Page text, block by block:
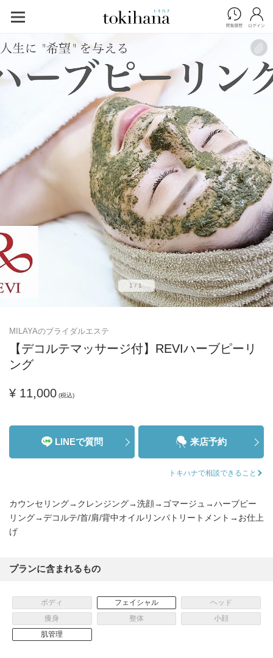
1/1
MILAYAのブライダルエステ
【デコルテマッサージ付】REVIハーブピーリ
ング
¥ 11,000 (税込)
LINEで質問 来店予約
トキハナで相談できること
カウンセリング→クレンジング→洗顔→ゴマージュ→ハーブピー
リング→デコルテ/首/肩/背中オイルリンパトリートメント→お仕上
げ
プランに含まれるもの
ボディ フェイシャル
ヘッド
痩身
整体
小顔
肌管理